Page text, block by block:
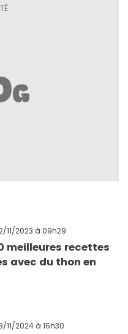
11/2023 à 09h29
meilleures recettes
avec du thon en
11/2024 à 16h30